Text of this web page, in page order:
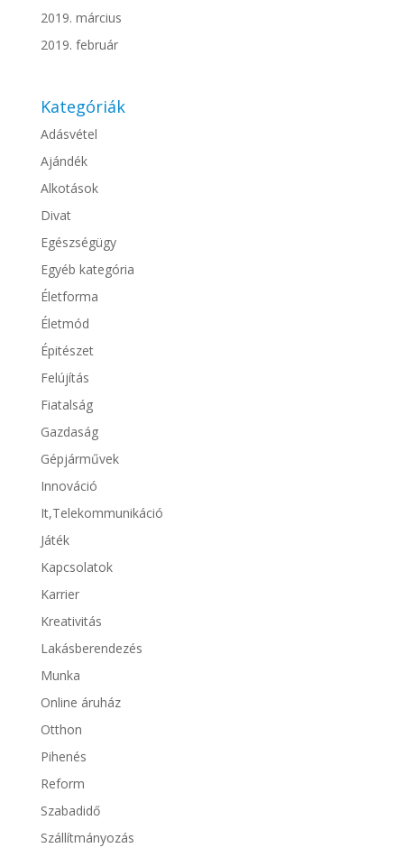
2019. március
2019. február
Kategóriák
Adásvétel
Ajándék
Alkotások
Divat
Egészségügy
Egyéb kategória
Életforma
Életmód
Épitészet
Felújítás
Fiatalság
Gazdaság
Gépjárművek
Innováció
It,Telekommunikáció
Játék
Kapcsolatok
Karrier
Kreativitás
Lakásberendezés
Munka
Online áruház
Otthon
Pihenés
Reform
Szabadidő
Szállítmányozás